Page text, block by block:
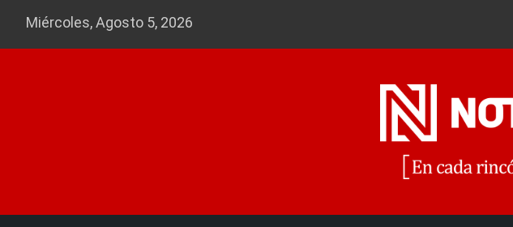
Miércoles, Agosto 5, 2026